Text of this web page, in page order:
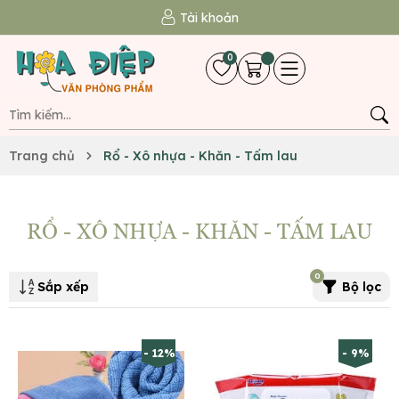
Tài khoản
0
Trang chủ Rổ - Xô nhựa - Khăn - Tấm lau
RỔ - XÔ NHỰA - KHĂN - TẤM LAU
Sắp xếp Bộ lọc
0
- 12% - 9%